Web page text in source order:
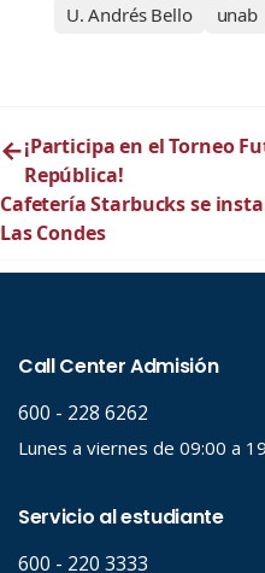
U. Andrés Bello
unab
←¡Participa en el Torneo
República!
Cafetería Starbucks se
Las Condes